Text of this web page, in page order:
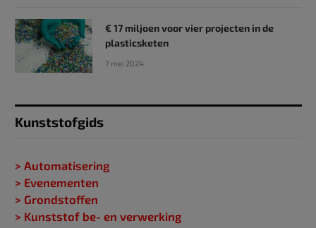
€ 17 miljoen voor vier projecten in de
plasticsketen
7 mei 2024
Kunststofgids
> Automatisering
> Evenementen
> Grondstoffen
> Kunststof be- en verwerking